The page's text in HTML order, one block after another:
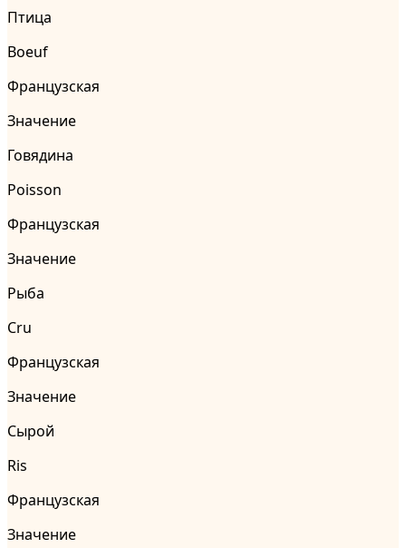
Птица
Boeuf
Французская
Значение
Говядина
Poisson
Французская
Значение
Рыба
Cru
Французская
Значение
Сырой
Ris
Французская
Значение